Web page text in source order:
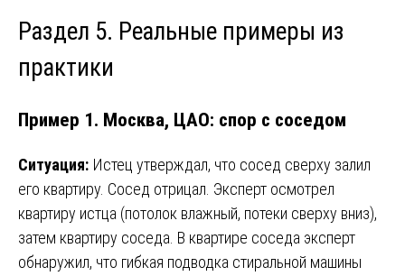
Раздел 5. Реальные примеры из
практики
Пример 1. Москва, ЦАО: спор с соседом
Ситуация: Истец утверждал, что сосед сверху залил
его квартиру. Сосед отрицал. Эксперт осмотрел
квартиру истца (потолок влажный, потеки сверху вниз),
затем квартиру соседа. В квартире соседа эксперт
обнаружил, что гибкая подводка стиральной машины